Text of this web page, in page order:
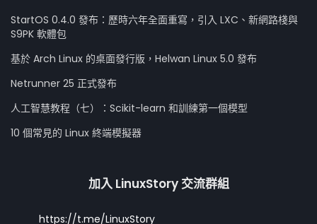
StartOS 0.4.0 發布：歷時六年全面重寫，引入 LXC、新網路棧與
S9PK 軟體包
基於 Arch Linux 的桌面發行版，Helwan Linux 5.0 發布
Netrunner 25 正式發布
人工智慧教程（七）：Scikit-learn 和訓練第一個模型
10 個常見的 Linux 終端模擬器
加入 LinuxStory 交流群組
https://t.me/LinuxStory